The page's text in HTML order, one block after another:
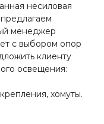
несиловая
менеджер
с выбором опор
клиенту
освещения:
хомуты.